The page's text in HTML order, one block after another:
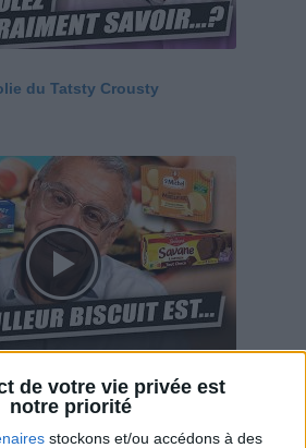
de votre vie privée est
notre priorité
stockons et/ou accédons à des
du Tatsty Crousty
Harrys... Que valent vraiment
ces gâteaux ?